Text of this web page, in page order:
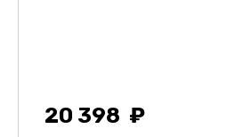
20 398